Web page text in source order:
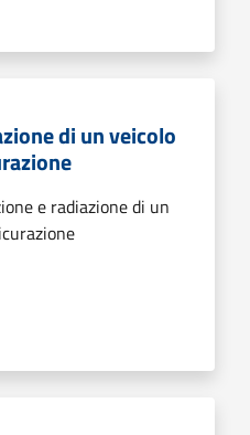
di un veicolo
e radiazione di un